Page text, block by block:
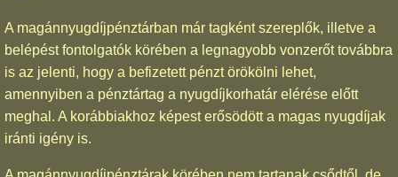
A magánnyugdíjpénztárban már tagként szereplők, illetve a
belépést fontolgatók körében a legnagyobb vonzerőt továbbra
is az jelenti, hogy a befizetett pénzt örökölni lehet,
amennyiben a pénztártag a nyugdíjkorhatár elérése előtt
meghal. A korábbiakhoz képest erősödött a magas nyugdíjak
iránti igény is.